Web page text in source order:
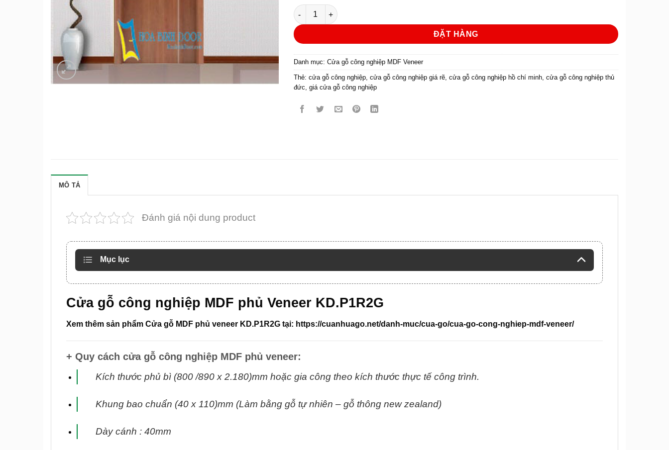
Cửa gỗ công nghiệp MDF phủ veneer KD.P1R2G số lượng
ĐẶT HÀNG
Danh mục: Cửa gỗ công nghiệp MDF Veneer
Thẻ: cửa gỗ công nghiệp, cửa gỗ công nghiệp giá rẽ, cửa gỗ công nghiệp hồ chí minh, cửa gỗ công nghiệp thủ
đức giá cửa gỗ công nghiệp
MÔ TẢ
Đánh giá nội dung product
Mục lục
Cửa gỗ công nghiệp MDF phủ Veneer KD.P1R2G
Xem thêm sản phẩm Cửa gỗ MDF phủ veneer KD.P1R2G tại: https://cuanhuago.net/danh-muc/cua-go/cua-go-cong-nghiep-mdf-veneer/
+ Quy cách cửa gỗ công nghiệp MDF phủ veneer:
Kích thước phủ bì (800 /890 x 2.180)mm hoặc gia công theo kích thước thực tế công trình.
Khung bao chuẩn (40 x 110)mm (Làm bằng gỗ tự nhiên – gỗ thông new zealand)
Dày cánh : 40mm